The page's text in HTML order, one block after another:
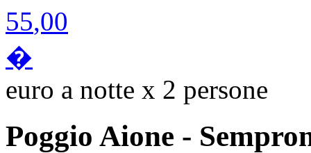
55,00
�
euro a notte x 2 persone
Poggio Aione -